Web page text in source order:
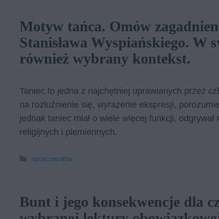
Motyw tańca. Omów
Stanisława Wyspiańskiego.
również wybrany kontekst.
Taniec to jedna z najchętniej uprawianych przez
na rozluźnienie się, wyrażenie ekspresji,
jednak taniec miał o wiele więcej funkcji,
religijnych i plemiennych.
Kategorie
opracowania
Bunt i jego konsekwencje dla